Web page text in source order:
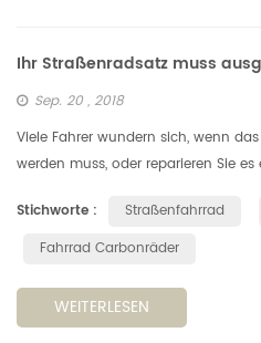
Sep. 20 , 2018
Viele Fahrer wundern sich, wenn
werden muss, oder reparieren Sie
dem Umfang ein...
Stichworte : Straßenfahrrad
Fahrrad Carbonräder
WEITERLESEN